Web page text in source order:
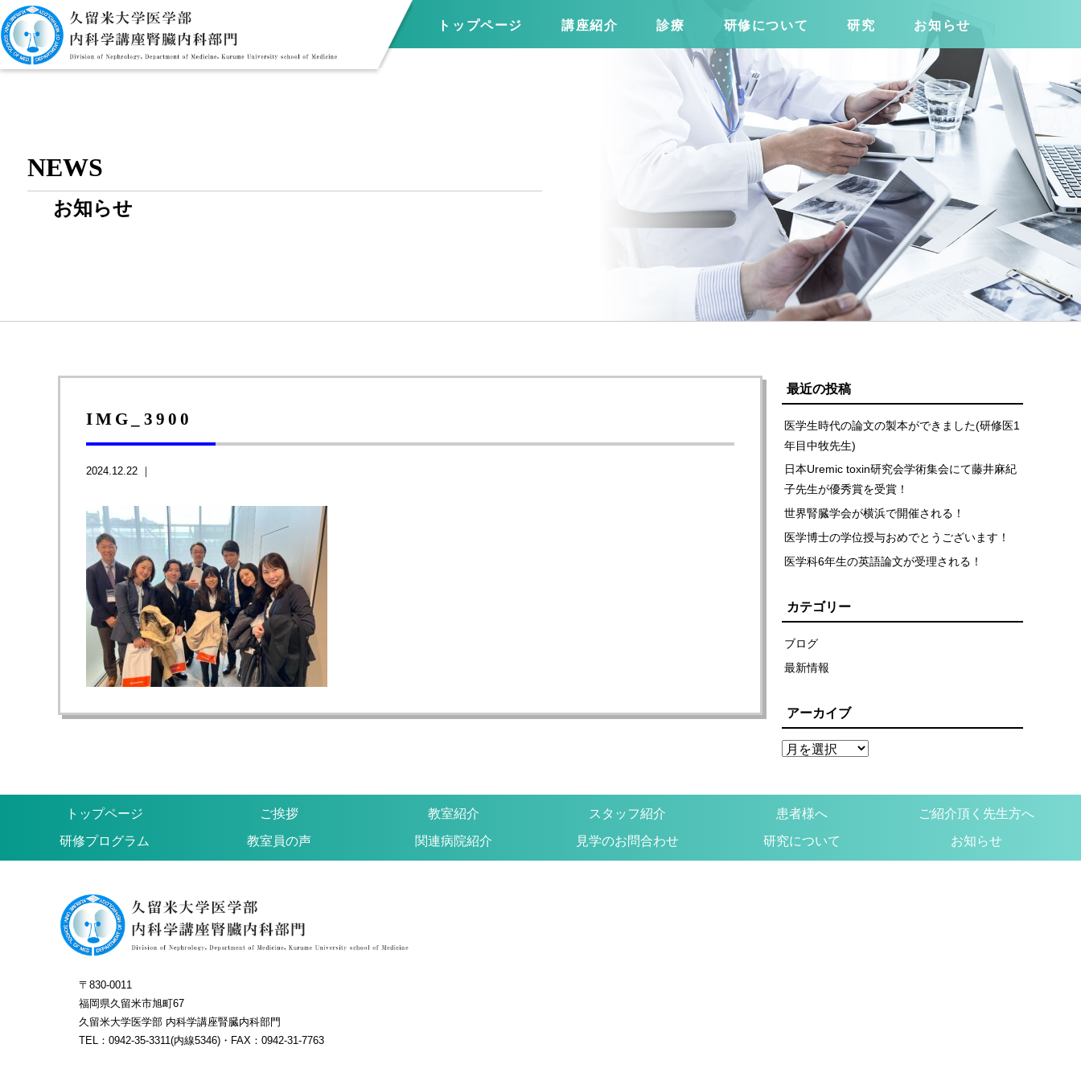
トップページ 講座紹介 診療 研修について 研究 お知らせ
NEWS
お知らせ
IMG_3900
2024.12.22 ｜
最近の投稿
医学生時代の論文の製本ができました(研修医1
年目中牧先生)
日本Uremic toxin研究会学術集会にて藤井麻紀
子先生が優秀賞を受賞！
世界腎臓学会が横浜で開催される！
医学博士の学位授与おめでとうございます！
医学科6年生の英語論文が受理される！
カテゴリー
ブログ
最新情報
アーカイブ
トップページ ご挨拶 教室紹介 スタッフ紹介 患者様へ ご紹介頂く先生方へ
研修プログラム 教室員の声 関連病院紹介 見学のお問合わせ 研究について お知らせ
〒830-0011
福岡県久留米市旭町67
久留米大学医学部 内科学講座腎臓内科部門
TEL：0942-35-3311(内線5346)・FAX：0942-31-7763